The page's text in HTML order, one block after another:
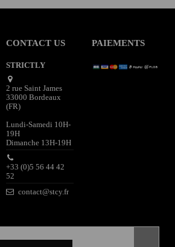
CONTACT US
STRICTLY
2 rue Saint James
33000 Bordeaux
(FR)
Lundi-Samedi 10H-
19H
Dimanche 13H-19H
+33 (0)5 56 44 42
52
contact@stcy.fr
PAIEMENTS